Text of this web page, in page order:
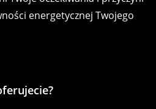
energetycznej Twojego